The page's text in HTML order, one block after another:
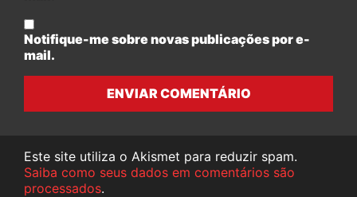
Notifique-me sobre novas publicações por e-
mail.
ENVIAR COMENTÁRIO
Este site utiliza o Akismet para reduzir spam.
Saiba como seus dados em comentários são
processados.